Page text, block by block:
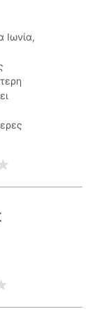
Ιωνία,